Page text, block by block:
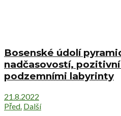
Bosenské údolí
nadčasovostí,
podzemními labyrinty
21.8.2022
Před. Další